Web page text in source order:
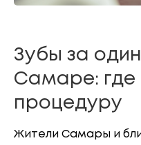
Зубы за
Самаре: где
процедуру
Жители Самары и